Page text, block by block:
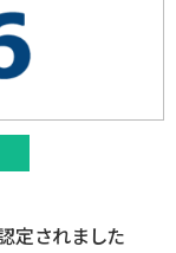
定されました